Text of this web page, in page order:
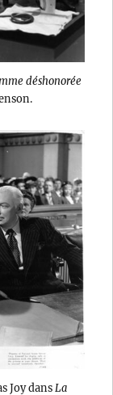
déshonorée
Joy dans La